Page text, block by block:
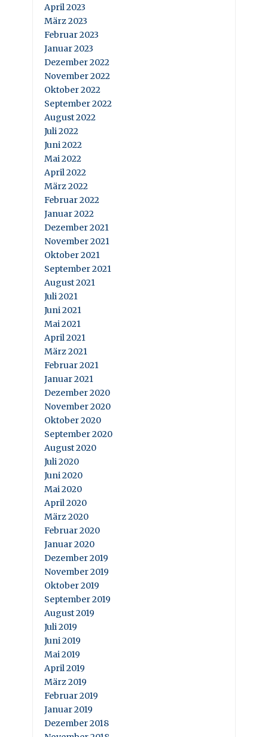
April 2023
März 2023
Februar 2023
Januar 2023
Dezember 2022
November 2022
Oktober 2022
September 2022
August 2022
Juli 2022
Juni 2022
Mai 2022
April 2022
März 2022
Februar 2022
Januar 2022
Dezember 2021
November 2021
Oktober 2021
September 2021
August 2021
Juli 2021
Juni 2021
Mai 2021
April 2021
März 2021
Februar 2021
Januar 2021
Dezember 2020
November 2020
Oktober 2020
September 2020
August 2020
Juli 2020
Juni 2020
Mai 2020
April 2020
März 2020
Februar 2020
Januar 2020
Dezember 2019
November 2019
Oktober 2019
September 2019
August 2019
Juli 2019
Juni 2019
Mai 2019
April 2019
März 2019
Februar 2019
Januar 2019
Dezember 2018